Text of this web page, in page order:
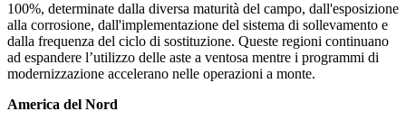
100%, determinate dalla diversa maturità del campo, dall'esposizione
alla corrosione, dall'implementazione del sistema di sollevamento e
dalla frequenza del ciclo di sostituzione. Queste regioni continuano
ad espandere l’utilizzo delle aste a ventosa mentre i programmi di
modernizzazione accelerano nelle operazioni a monte.
America del Nord